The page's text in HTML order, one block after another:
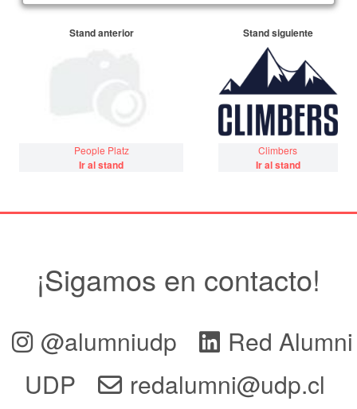
Stand anterior
People Platz
Ir al stand
Stand siguiente
Climbers
Ir al stand
¡Sigamos en contacto!
@alumniudp
Red Alumni
UDP
redalumni@udp.cl